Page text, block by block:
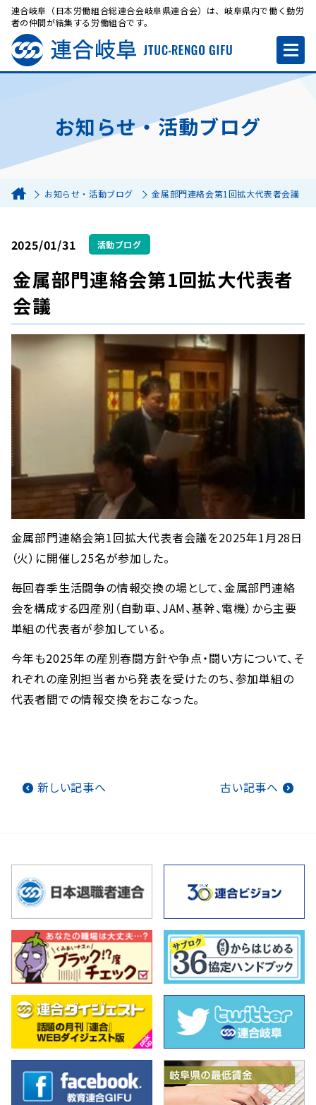
連合岐阜（日本労働組合総連合会岐阜県連合会）は、岐阜県内で働く勤労
者の仲間が結集する労働組合です。
お知らせ・活動ブログ
お知らせ・活動ブログ 金属部門連絡会第1回拡大代表者会議
2025/01/31 活動ブログ
金属部門連絡会第1回拡大代表者
会議
金属部門連絡会第1回拡大代表者会議を2025年1月28日
（火）に開催し25名が参加した。
毎回春季生活闘争の情報交換の場として、金属部門連絡
会を構成する四産別（自動車、JAM、基幹、電機）から主要
単組の代表者が参加している。
今年も2025年の産別春闘方針や争点・闘い方について、そ
れぞれの産別担当者から発表を受けたのち、参加単組の
代表者間での情報交換をおこなった。
新しい記事へ 古い記事へ